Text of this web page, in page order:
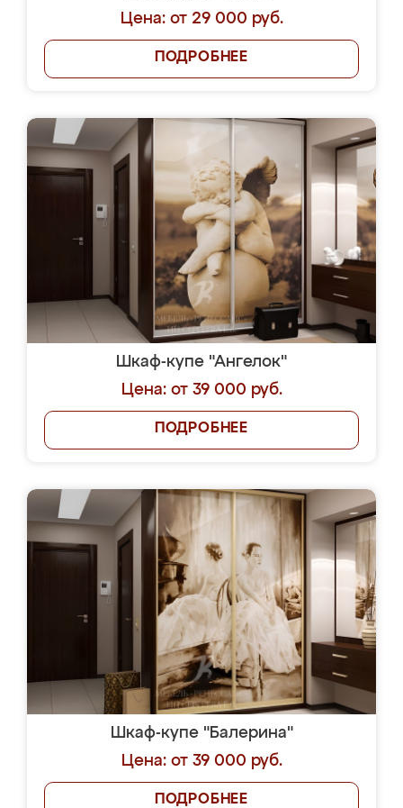
Цена: от 29 000 руб.
ПОДРОБНЕЕ
Шкаф-купе "Ангелок"
Цена: от 39 000 руб.
ПОДРОБНЕЕ
Шкаф-купе "Балерина"
Цена: от 39 000 руб.
ПОДРОБНЕЕ